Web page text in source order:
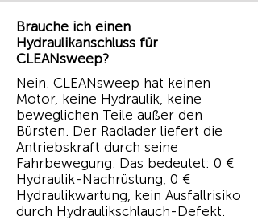
Brauche ich einen
Hydraulikanschluss für
CLEANsweep?
Nein. CLEANsweep hat keinen
Motor, keine Hydraulik, keine
beweglichen Teile außer den
Bürsten. Der Radlader liefert die
Antriebskraft durch seine
Fahrbewegung. Das bedeutet: 0 €
Hydraulik-Nachrüstung, 0 €
Hydraulikwartung, kein Ausfallrisiko
durch Hydraulikschlauch-Defekt.